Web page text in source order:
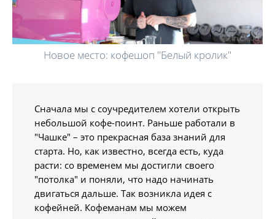
Новое место: кофешоп "Белый кролик"
Сначала мы с соучредителем хотели открыть
небольшой кофе-поинт. Раньше работали в
"Чашке" – это прекрасная база знаний для
старта. Но, как известно, всегда есть, куда
расти: со временем мы достигли своего
"потолка" и поняли, что надо начинать
двигаться дальше. Так возникла идея с
кофейней. Кофеманам мы можем